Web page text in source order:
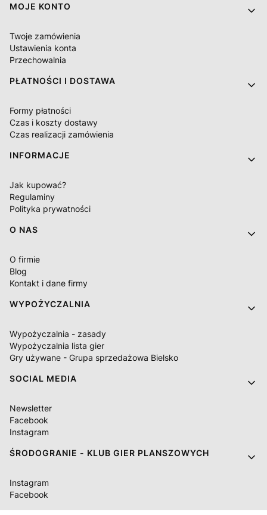
MOJE KONTO
Twoje zamówienia
Ustawienia konta
Przechowalnia
PŁATNOŚCI I DOSTAWA
Formy płatności
Czas i koszty dostawy
Czas realizacji zamówienia
INFORMACJE
Jak kupować?
Regulaminy
Polityka prywatności
O NAS
O firmie
Blog
Kontakt i dane firmy
WYPOŻYCZALNIA
Wypożyczalnia - zasady
Wypożyczalnia lista gier
Gry używane - Grupa sprzedażowa Bielsko
SOCIAL MEDIA
Newsletter
Facebook
Instagram
ŚRODOGRANIE - KLUB GIER PLANSZOWYCH
Instagram
Facebook